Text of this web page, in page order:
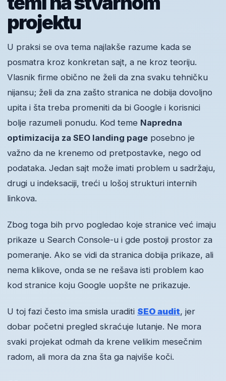
projektu
U praksi se ova tema najlakše razume kada se
posmatra kroz konkretan sajt, a ne kroz teoriju.
Vlasnik firme obično ne želi da zna svaku tehničku
nijansu; želi da zna zašto stranica ne dobija dovoljno
upita i šta treba promeniti da bi Google i korisnici
bolje razumeli ponudu. Kod teme Napredna
optimizacija za SEO landing page posebno je
važno da ne krenemo od pretpostavke, nego od
podataka. Jedan sajt može imati problem u sadržaju,
drugi u indeksaciji, treći u lošoj strukturi internih
linkova.
Zbog toga bih prvo pogledao koje stranice već imaju
prikaze u Search Console-u i gde postoji prostor za
pomeranje. Ako se vidi da stranica dobija prikaze, ali
nema klikove, onda se ne rešava isti problem kao
kod stranice koju Google uopšte ne prikazuje.
U toj fazi često ima smisla uraditi SEO audit, jer
dobar početni pregled skraćuje lutanje. Ne mora
svaki projekat odmah da krene velikim mesečnim
radom, ali mora da zna šta ga najviše koči.